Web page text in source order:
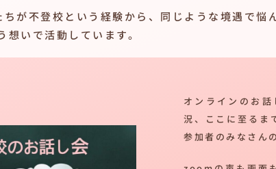
が不登校という経験から、同じような境遇で悩
想いで活動しています。
オンラインのお
況、ここに至るま
参加者のみなさん